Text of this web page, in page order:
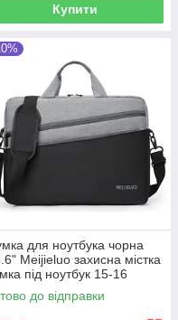
Купити
для ноутбука чорна
Meijieluo захисна містка
під ноутбук 15-16
Чорно-сіра
до відправки